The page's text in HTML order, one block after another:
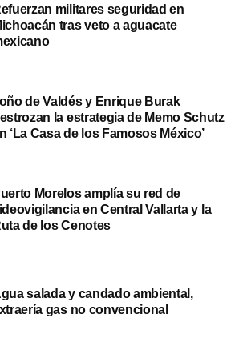
militares seguridad en
tras veto a aguacate
de Valdés y Enrique Burak
la estrategia de Memo Schutz
‘La Casa de los Famosos México’
Morelos amplía su red de
en Central Vallarta y la
de los Cenotes
salada y candado ambiental,
gas no convencional